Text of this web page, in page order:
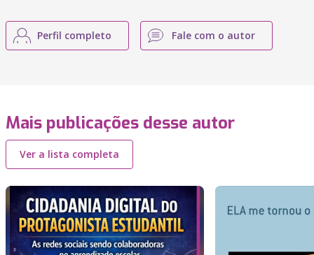
Perfil completo Fale com o autor
Mais publicações desse autor
Ver a lista completa